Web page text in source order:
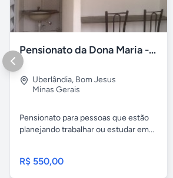
Pensionato da Dona Maria - Uberlândia/MG
Uberlândia, Bom Jesus
Minas Gerais
Pensionato para pessoas que estão
planejando trabalhar ou estudar em...
R$ 550,00